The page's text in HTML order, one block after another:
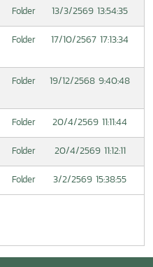
Folder 13/3/2569 13:54:35
Folder 17/10/2567 17:13:34
Folder 19/12/2568 9:40:48
Folder 20/4/2569 11:11:44
Folder 20/4/2569 11:12:11
Folder 3/2/2569 15:38:55